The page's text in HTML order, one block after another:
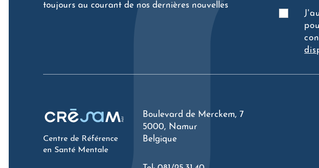
toujours au courant de nos dernières nouvelles
Centre de Référence
en Santé Mentale
Boulevard de Merckem, 7
5000, Namur
Belgique